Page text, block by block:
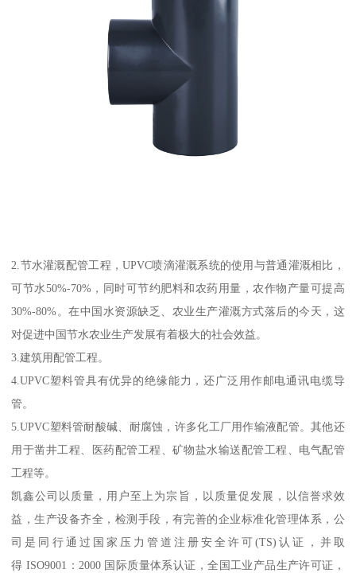
2.节水灌溉配管工程，UPVC喷滴灌溉系统的使用与普通灌溉相比，
可节水50%-70%，同时可节约肥料和农药用量，农作物产量可提高
30%-80%。在中国水资源缺乏、农业生产灌溉方式落后的今天，这
对促进中国节水农业生产发展有着极大的社会效益。
3.建筑用配管工程。
4.UPVC塑料管具有优异的绝缘能力，还广泛用作邮电通讯电缆导
管。
5.UPVC塑料管耐酸碱、耐腐蚀，许多化工厂用作输液配管。其他还
用于凿井工程、医药配管工程、矿物盐水输送配管工程、电气配管
工程等。
凯鑫公司以质量，用户至上为宗旨，以质量促发展，以信誉求效
益，生产设备齐全，检测手段，有完善的企业标准化管理体系，公
司是同行通过国家压力管道注册安全许可(TS)认证，并取
得 ISO9001：2000 国际质量体系认证，全国工业产品生产许可证，